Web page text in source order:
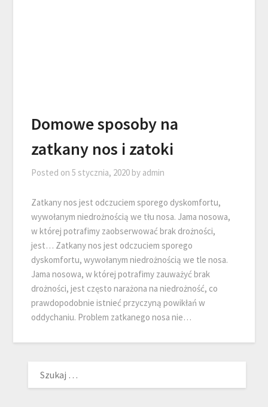
Domowe sposoby na
zatkany nos i zatoki
Posted on5 stycznia, 2020 by admin
Zatkany nos jest odczuciem sporego dyskomfortu,
wywołanym niedrożnością we tłu nosa. Jama nosowa,
w której potrafimy zaobserwować brak drożności,
jest… Zatkany nos jest odczuciem sporego
dyskomfortu, wywołanym niedrożnością we tle nosa.
Jama nosowa, w której potrafimy zauważyć brak
drożności, jest często narażona na niedrożność, co
prawdopodobnie istnieć przyczyną powikłań w
oddychaniu. Problem zatkanego nosa nie…